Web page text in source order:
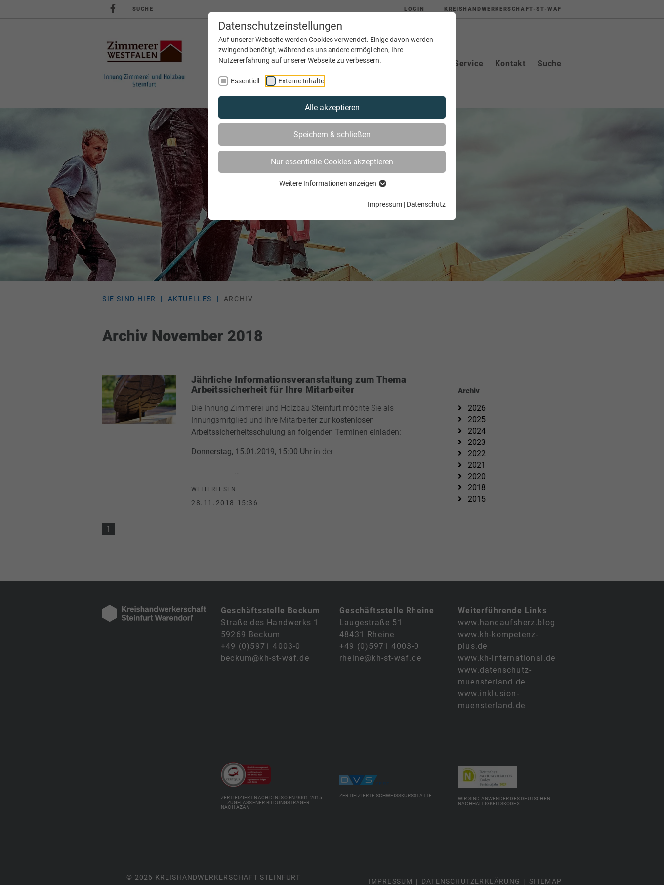
Datenschutzeinstellungen
Auf unserer Webseite werden Cookies verwendet. Einige davon werden
zwingend benötigt, während es uns andere ermöglichen, Ihre
Nutzererfahrung auf unserer Webseite zu verbessern.
Essentiell Externe Inhalte
Alle akzeptieren
Speichern & schließen
Nur essentielle Cookies akzeptieren
Weitere Informationen anzeigen
Impressum | Datenschutz
SUCHE LOGIN KREISHANDWERKERSCHAFT-ST-WAF
Aktuelles(current)
Ausbildung Service Kontakt Suche
SIE SIND HIER AKTUELLES ARCHIV
Archiv November 2018
Jährliche Informationsveranstaltung zum Thema
Arbeitssicherheit für Ihre Mitarbeiter
Die Innung Zimmerei und Holzbau Steinfurt möchte Sie als
Innungsmitglied und Ihre Mitarbeiter zur kostenlosen
Arbeitssicherheitsschulung an folgenden Terminen einladen:
Donnerstag, 15.01.2019, 15:00 Uhr in der
…
WEITERLESEN
28.11.2018 15:36
1
Archiv
2026
2025
2024
2023
2022
2021
2020
2018
2015
Geschäftsstelle Beckum
Straße des Handwerks 1
59269 Beckum
+49 (0)5971 4003-0
beckum@kh-st-waf.de
Geschäftsstelle Rheine
Laugestraße 51
48431 Rheine
+49 (0)5971 4003-0
rheine@kh-st-waf.de
Weiterführende Links
www.handaufsherz.blog
www.kh-kompetenz-
plus.de
www.kh-international.de
www.datenschutz-
muensterland.de
www.inklusion-
muensterland.de
ZERTIFIZIERT NACH DIN ISO EN 9001-2015
ZUGELASSENER BILDUNGSTRÄGER
NACH AZAV
ZERTIFIZIERTE SCHWEISSKURSSTÄTTE WIR SIND ANWENDER DES DEUTSCHEN
NACHHALTIGKEITSKODEX
© 2026 KREISHANDWERKERSCHAFT STEINFURT
IMPRESSUM DATENSCHUTZERKLÄRUNG SITEMAP